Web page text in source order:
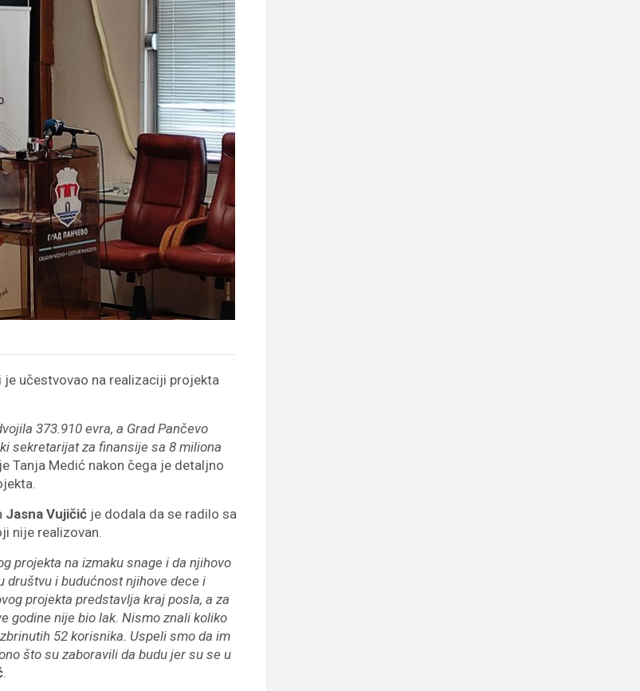
učestvovao na realizaciji projekta
373.910 evra, a Grad Pančevo
sekretarijat za finansije sa 8 miliona
Tanja Medić nakon čega je detaljno
Jasna Vujičić je dodala da se radilo sa
nije realizovan.
projekta na izmaku snage i da njihovo
društvu i budućnost njihove dece i
projekta predstavlja kraj posla, a za
godine nije bio lak. Nismo znali koliko
52 korisnika. Uspeli smo da im
što su zaboravili da budu jer su se u
.